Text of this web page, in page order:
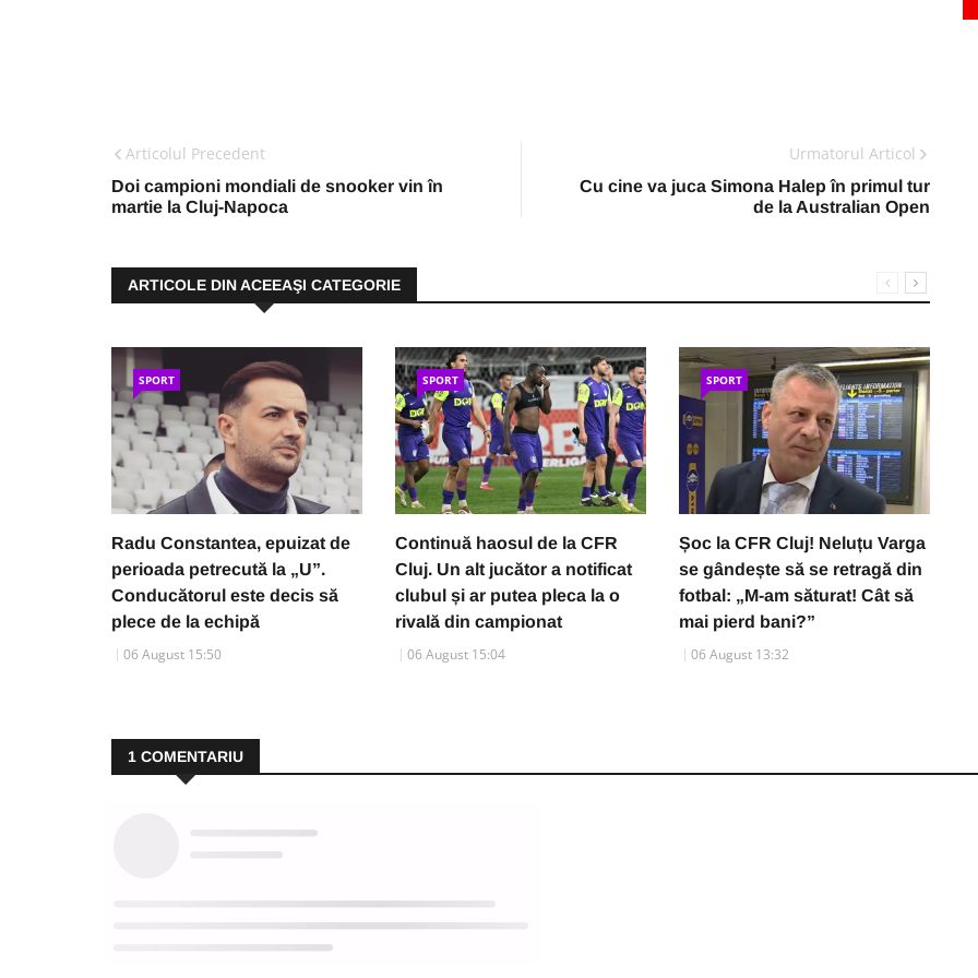
Articolul Precedent
Doi campioni mondiali de snooker vin în
martie la Cluj-Napoca
Urmatorul Articol
Cu cine va juca Simona Halep în primul tur
de la Australian Open
ARTICOLE DIN ACEEAŞI CATEGORIE
SPORT
Radu Constantea, epuizat de
perioada petrecută la „U”.
Conducătorul este decis să
plece de la echipă
06 August 15:50
SPORT
Continuă haosul de la CFR
Cluj. Un alt jucător a notificat
clubul și ar putea pleca la o
rivală din campionat
06 August 15:04
SPORT
Șoc la CFR Cluj! Neluțu Varga
se gândește să se retragă din
fotbal: „M-am săturat! Cât să
mai pierd bani?”
06 August 13:32
1 COMENTARIU